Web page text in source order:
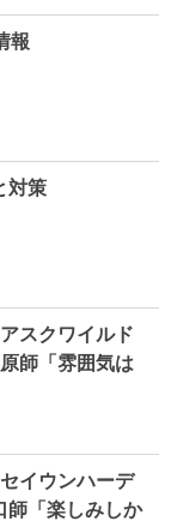
報
対策
スクワイルド
師「雰囲気は
イウンハーデ
「楽しみしか